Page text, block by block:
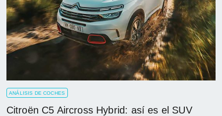
ANÁLISIS DE COCHES
Citroën C5 Aircross Hybrid: así es el SUV